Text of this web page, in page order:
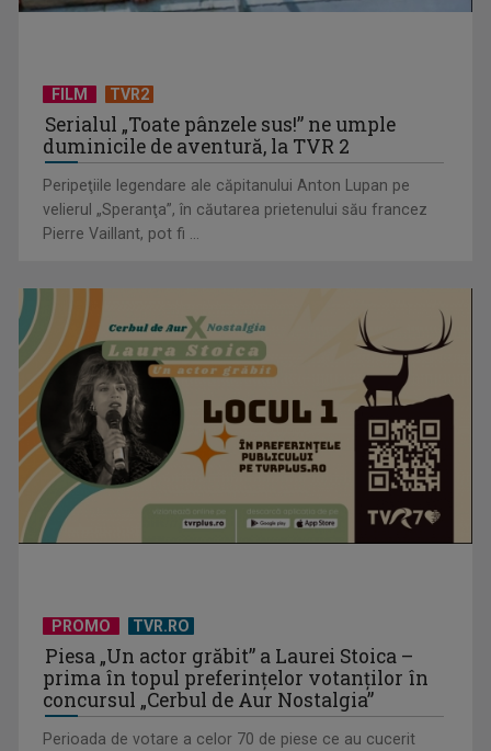
Cupa Națiunilor la rugby debutează la TVR Sport. „Stejarii”
CM 2026: Spania, Portugalia și Elveția, calificate în optimi
CM 2026: Belgia și Anglia, calificate în optimile de finală
FILM TVR2
Serialul „Toate pânzele sus!” ne umple
duminicile de aventură, la TVR 2
Peripeţiile legendare ale căpitanului Anton Lupan pe
velierul „Speranţa”, în căutarea prietenului său francez
Pierre Vaillant, pot fi ...
PROMO TVR.RO
Piesa „Un actor grăbit” a Laurei Stoica –
prima în topul preferinţelor votanţilor în
concursul „Cerbul de Aur Nostalgia”
Perioada de votare a celor 70 de piese ce au cucerit